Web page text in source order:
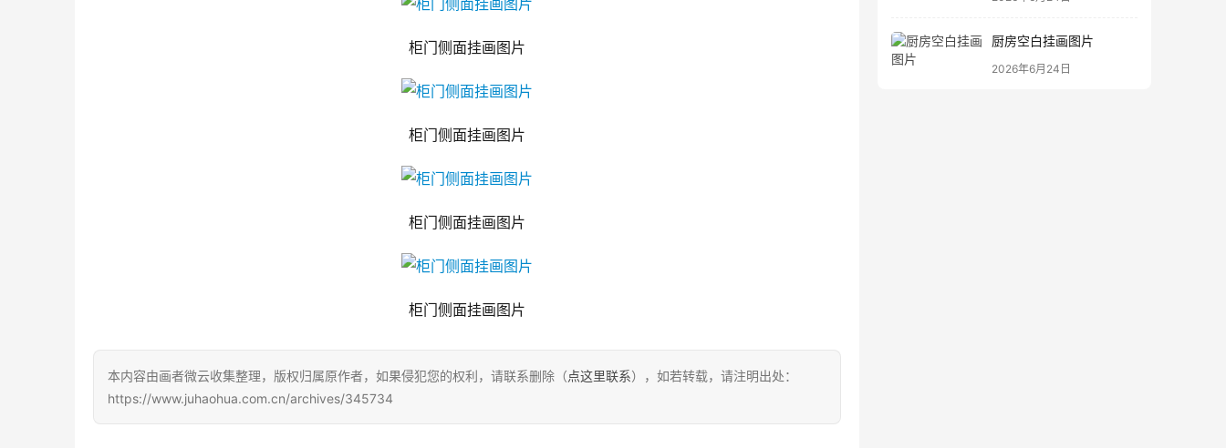
柜门侧面挂画图片
柜门侧面挂画图片
柜门侧面挂画图片
柜门侧面挂画图片
本内容由画者微云收集整理，版权归属原作者，如果侵犯您的权利，请联系删除（点这里联系），如若转载，请注明出处：
https://www.juhaohua.com.cn/archives/345734
厨房空白挂画图片
2026年6月24日